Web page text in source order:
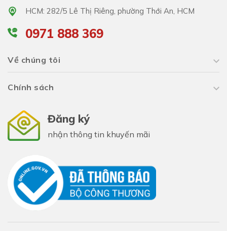
HCM: 282/5 Lê Thị Riêng, phường Thới An, HCM
0971 888 369
Về chúng tôi
Chính sách
Đăng ký
nhận thông tin khuyến mãi